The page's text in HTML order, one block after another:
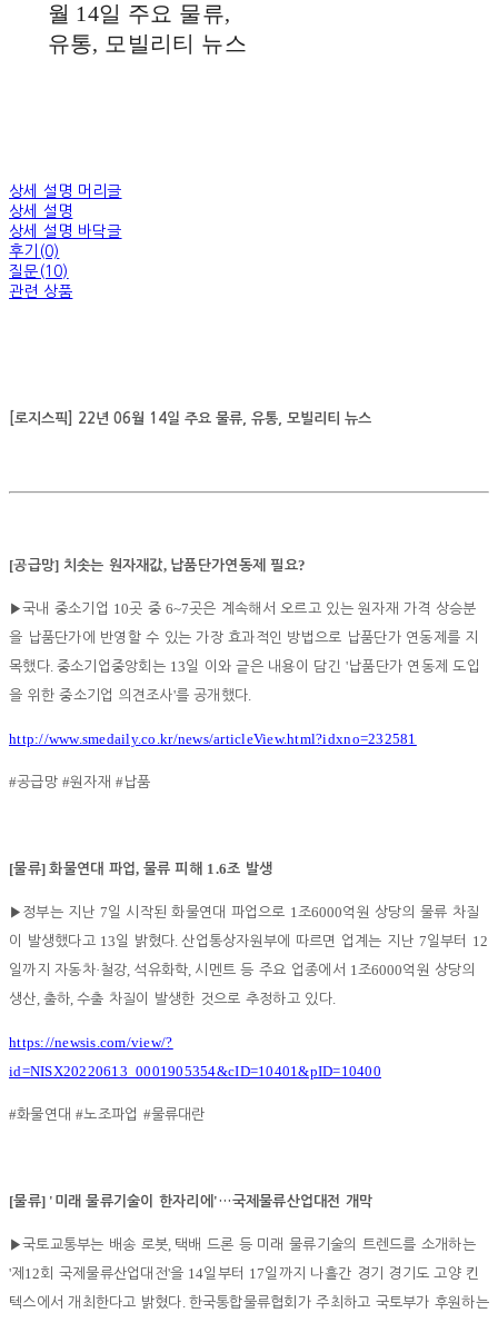
월 14일 주요 물류,
유통, 모빌리티 뉴스
상세 설명 머리글
상세 설명
상세 설명 바닥글
후기(0)
질문(10)
관련 상품
[로지스픽] 22년 06월 14일 주요 물류, 유통, 모빌리티 뉴스
[공급망] 치솟는 원자재값, 납품단가연동제 필요?
▶국내 중소기업 10곳 중6~7곳은 계속해서 오르고 있는 원자재 가격 상승분
을 납품단가에 반영할 수 있는 가장 효과적인 방법으로 납품단가 연동제를 지
목했다. 중소기업중앙회는 13일 이와 긑은 내용이 담긴'납품단가 연동제 도입
을 위한 중소기업 의견조사'를 공개했다.
http://www.smedaily.co.kr/news/articleView.html?idxno=232581
#공급망#원자재#납품
[물류]화물연대 파업, 물류 피해 1.6조 발생
▶ 정부는 지난 7일 시작된 화물연대 파업으로 1조6000억원 상당의 물류 차질
이 발생했다고 13일 밝혔다.산업통상자원부에 따르면 업계는 지난 7일부터 12
일까지 자동차·철강, 석유화학, 시멘트 등 주요 업종에서 1조6000억원 상당의
생산, 출하,수출 차질이 발생한 것으로 추정하고 있다.
https://newsis.com/view/?
id=NISX20220613_0001905354&cID=10401&pID=10400
#화물연대#노조파업 #물류대란
[물류] ' 미래 물류기술이 한자리에 '…국제물류산업대전 개막
▶국토교통부는 배송 로봇, 택배 드론 등 미래 물류기술의 트렌드를 소개하는
'제 12회 국제물류산업대전'을 14일부터 17일까지 나흘간 경기 경기도 고양 킨
텍스에서 개최한다고 밝혔다. 한국통합물류협회가 주최하고 국토부가 후원하는